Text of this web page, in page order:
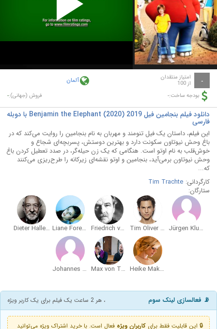
Play
Video
- امتیاز منتقدان
از 100 آلمان
بودجه ساخت:- فروش (جهانی):-
دانلود فیلم بنجامین فیل Benjamin the Elephant (2020) 2019 با دوبله
فارسی
این فیلم، داستان یک فیل تنومند و مهربان به نام بنجامین را روایت می‌کند که در
باغ وحش نیوتاون سکونت دارد و بهترین دوستش، پسربچه‌ای شجاع و
خوش‌قلب به نام اوتو است. هنگامی که یک زن حیله‌گر، در صدد تعطیل کردن باغ
وحش نیوتاون برمی‌آید، بنجامین و اوتو نقشه‌ای زیرکانه را طرح‌ریزی می‌کنند
که...
کارگردانی: Tim Trachte
ستارگان:
Jürgen Kluckert
Tim Oliver Schultz
Friedrich von Thun
Liane Forestieri
Dieter Hallervorden
Heike Makatsch
Max von Thun
Johannes Suhm
📡 فعالسازی لینک سوم ، هر 2 ساعت یک فیلم برای یک کاربر ویژه
🔒 این قابلیت فقط برای کاربران ویژه فعال است. با خرید اشتراک ویژه می‌توانید